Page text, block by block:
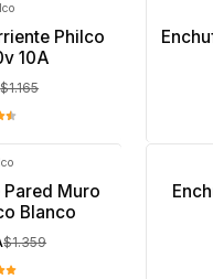
Philco
10A
$1.165
Pared Muro
Blanco
$1.359